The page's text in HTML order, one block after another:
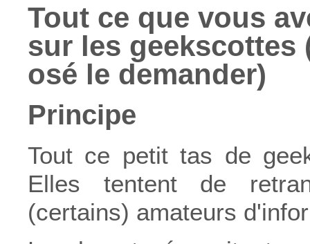
Tout ce que vous
sur les geekscottes
osé le demander)
Principe
Tout ce petit tas de
Elles tentent de
(certains) amateurs